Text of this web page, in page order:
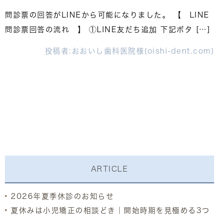
問診票の回答がLINEから可能になりました。 【 LINE
問診票回答の流れ 】 ①LINE友だち追加 下記ボタ […]
投稿者: おおいし歯科医院様(oishi-dent.com)
ARTICLE
2026年夏季休診のお知らせ
夏休みは小児矯正の相談どき｜開始時期を見極める3つ